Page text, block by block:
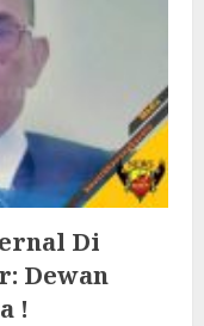
Di
Dewan
!